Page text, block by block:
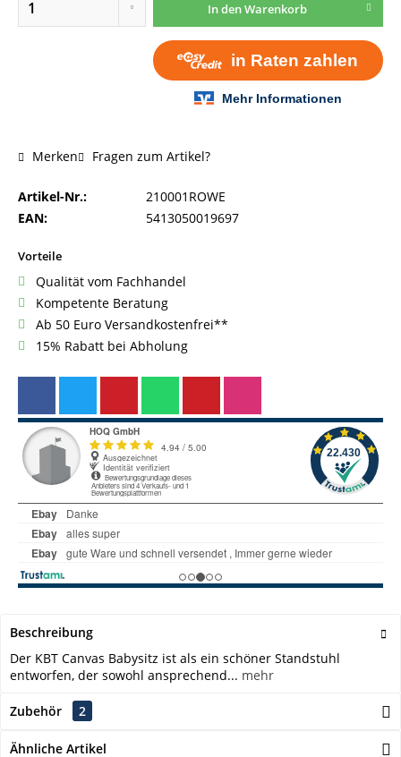
In denWarenkorb
Merken Fragen zum Artikel?
Artikel-Nr.:
210001ROWE
EAN:
5413050019697
Vorteile
Qualität vom Fachhandel
Kompetente Beratung
Ab 50 Euro Versandkostenfrei**
15% Rabatt bei Abholung
Beschreibung
Der KBT Canvas Babysitz ist als ein schöner Standstuhl
entworfen, der sowohl ansprechend... mehr
Zubehör 2
Ähnliche Artikel